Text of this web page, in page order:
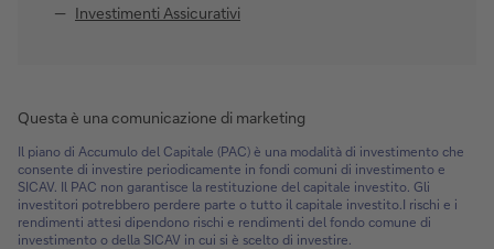
Investimenti Assicurativi
Questa è una comunicazione di marketing
Il piano di Accumulo del Capitale (PAC) è una modalità di investimento che
consente di investire periodicamente in fondi comuni di investimento e
SICAV. Il PAC non garantisce la restituzione del capitale investito. Gli
investitori potrebbero perdere parte o tutto il capitale investito.I rischi e i
rendimenti attesi dipendono rischi e rendimenti del fondo comune di
investimento o della SICAV in cui si è scelto di investire.